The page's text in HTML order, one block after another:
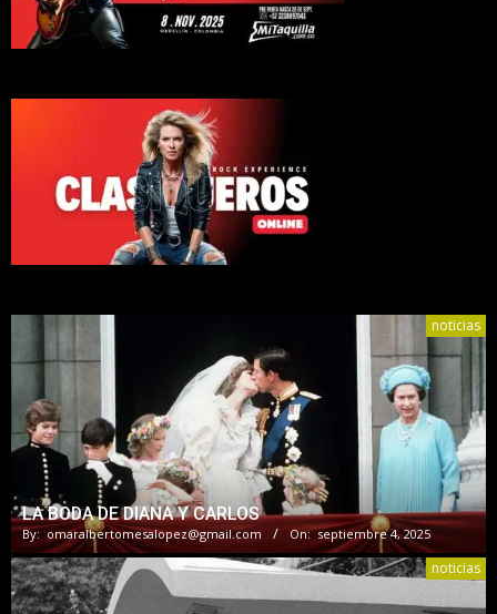
noticias
LA BODA DE DIANA Y CARLOS
By: omaralbertomesalopez@gmail.com On: septiembre 4, 2025
noticias